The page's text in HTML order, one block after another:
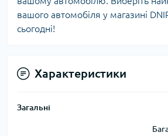
вашого автомобіля у магазині
сьогодні!
Характеристики
Загальні